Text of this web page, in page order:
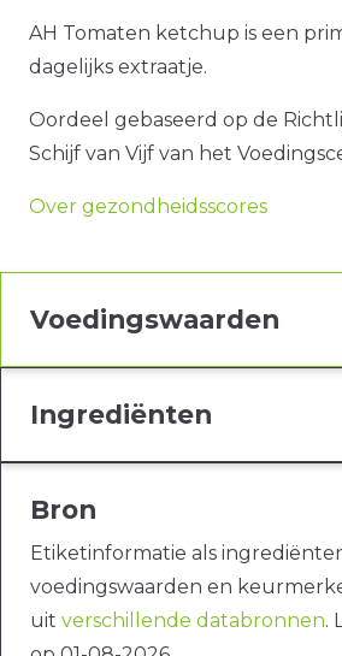
AH Tomaten ketchup is een
dagelijks extraatje.
Oordeel gebaseerd op de
Schijf van Vijf van het
Over gezondheidsscores
Voedingswaarden
Ingrediënten
Bron
Etiketinformatie als
voedingswaarden en
uit verschillende databronnen.